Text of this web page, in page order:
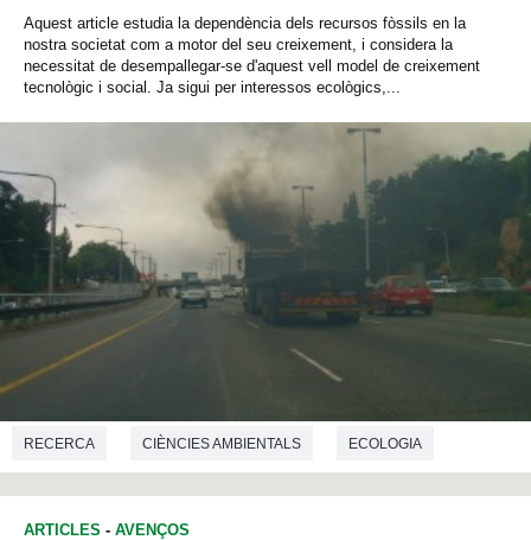
Aquest article estudia la dependència dels recursos fòssils en la
nostra societat com a motor del seu creixement, i considera la
necessitat de desempallegar-se d'aquest vell model de creixement
tecnològic i social. Ja sigui per interessos ecològics,...
RECERCA CIÈNCIES AMBIENTALS ECOLOGIA
ARTICLES - AVENÇOS